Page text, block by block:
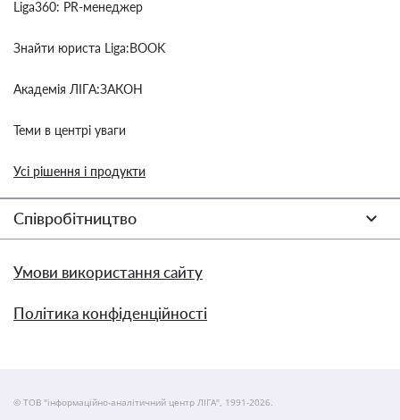
Liga360: PR-менеджер
Знайти юриста Liga:BOOK
Академія ЛІГА:ЗАКОН
Теми в центрі уваги
Усі рішення і продукти
Співробітництво
Умови використання сайту
Політика конфіденційності
© ТОВ "інформаційно-аналітичний центр ЛІГА", 1991-2026.